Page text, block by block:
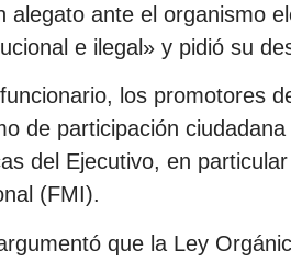
alegato ante el organismo
e ilegal» y pidió su
los promotores
de participación
del Ejecutivo, en
(FMI).
que la Ley